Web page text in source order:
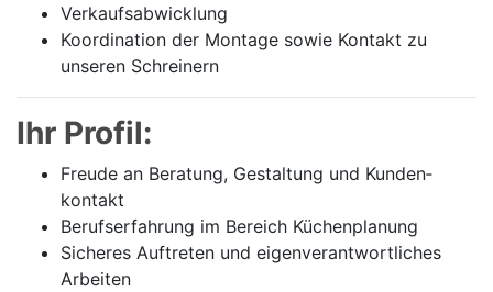
Verkaufsabwicklung
Koordination der Montage sowie Kontakt zu
unseren Schreinern
Ihr Profil:
Freude an Beratung, Gestaltung und Kunden­
kontakt
Berufserfahrung im Bereich Küchen­planung
Sicheres Auftreten und eigen­ver­antwortliches
Arbeiten